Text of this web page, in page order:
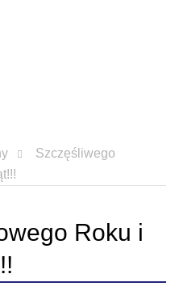
Szczęśliwego
Roku i